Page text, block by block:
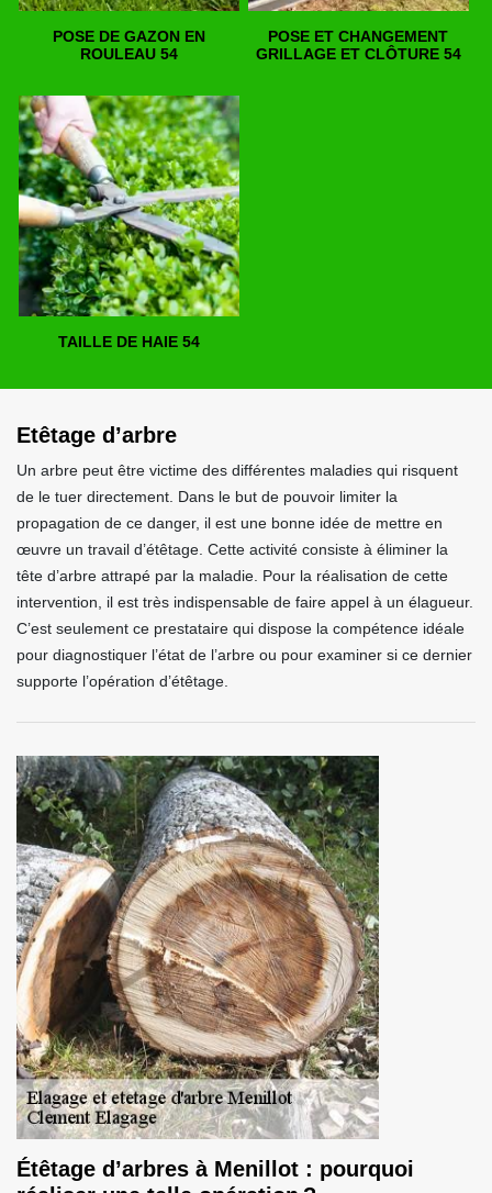
POSE DE GAZON EN
ROULEAU 54
POSE ET CHANGEMENT
GRILLAGE ET CLÔTURE 54
TAILLE DE HAIE 54
Etêtage d’arbre
Un arbre peut être victime des différentes maladies qui risquent
de le tuer directement. Dans le but de pouvoir limiter la
propagation de ce danger, il est une bonne idée de mettre en
œuvre un travail d’étêtage. Cette activité consiste à éliminer la
tête d’arbre attrapé par la maladie. Pour la réalisation de cette
intervention, il est très indispensable de faire appel à un élagueur.
C’est seulement ce prestataire qui dispose la compétence idéale
pour diagnostiquer l’état de l’arbre ou pour examiner si ce dernier
supporte l’opération d’étêtage.
Étêtage d’arbres à Menillot : pourquoi